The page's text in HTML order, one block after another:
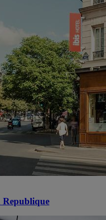
Republique